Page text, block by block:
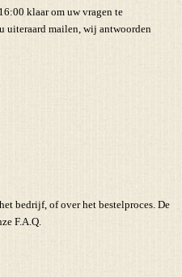
klaar om uw vragen te
uiteraard mailen, wij antwoorden
bedrijf, of over het bestelproces. De
F.A.Q.